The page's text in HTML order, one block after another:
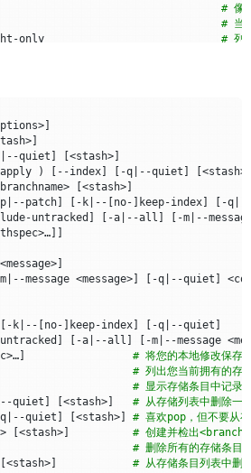
mark
# 像
pick
# 当
--right-only
# 列
walk-reflogs
boundary
by-decoration
# 由
mode
full-history
# 与
--dense
# 只
--sparse
merges
ancestry-path
order
date-order
# 在
order
# 在
reverse
# 以
|unsorted )] # 只
do-walk
# 覆
]
]
--quiet ] [<stash>]
apply ) [ --index] [ -q| --quiet ] [<stash>
[<stash>]
| --patch] [ -k| -- [no- ] keep-index] [ -q|
untracked ] [ -a| --all ] [ -m|
--
]]
<message>]
| --message <message>] [ -q| --quiet ]
[ -k| -- [no- ] keep-index] [ -q| --quiet ]
] [ -a| --all ] [ -m|
--message
]
# 将您的本地修改保存
# 列出您当前拥有的存
# 显示存储条目中记录
--quiet ] [<stash>]
# 从存储列表中删除一
| --quiet ] [<stash>]
# 喜欢pop，但不要从
[<stash>]
# 创建并检出
# 删除所有的存储条目
[<stash>]
# 从存储条目列表中删